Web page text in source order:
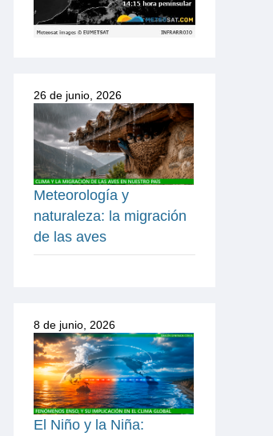
26 de junio, 2026
Meteorología y
naturaleza: la migración
de las aves
8 de junio, 2026
El Niño y la Niña: